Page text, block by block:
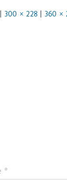
300 × 228 360 ×
*